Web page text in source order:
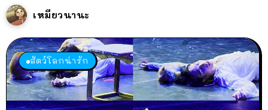
เหมียวนานะ
สัตว์โลกน่ารัก